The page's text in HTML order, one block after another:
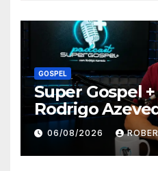
GOSPEL
Super Gospel
Rodrigo
nova
grandes
gospel
06/08/2026